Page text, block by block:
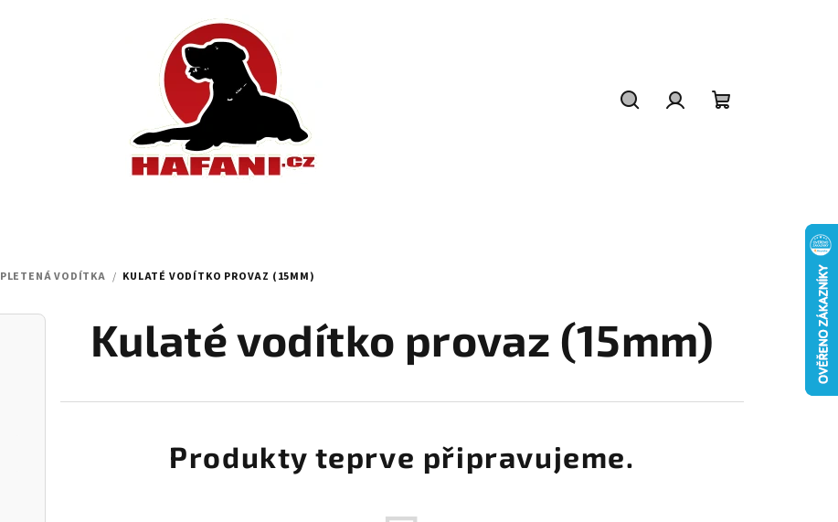
PLETENÁ VODÍTKA / KULATÉ VODÍTKO PROVAZ (15MM)
Kulaté vodítko provaz (15mm)
Produkty teprve připravujeme.